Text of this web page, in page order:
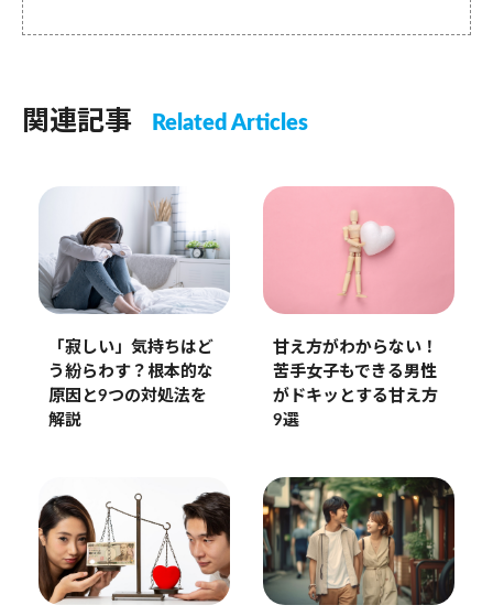
関連記事 Related Articles
「寂しい」気持ちはど
う紛らわす？根本的な
原因と9つの対処法を
解説
甘え方がわからない！
苦手女子もできる男性
がドキッとする甘え方
9選